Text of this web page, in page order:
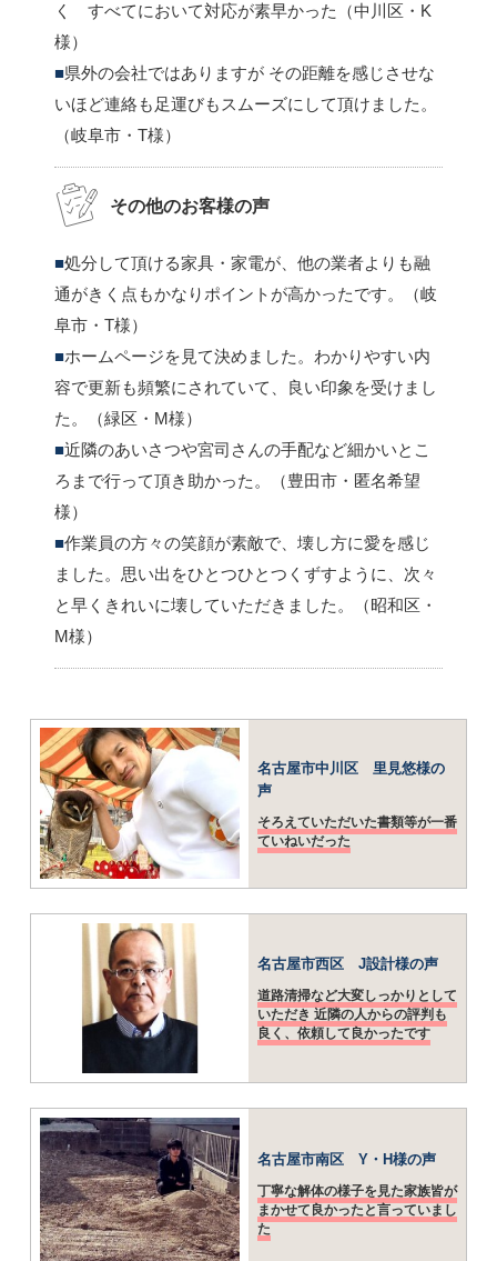
く すべてにおいて対応が素早かった（中川区・K
様）
県外の会社ではありますが その距離を感じさせな
いほど連絡も足運びもスムーズにして頂けました。
（岐阜市・T様）
その他のお客様の声
処分して頂ける家具・家電が、他の業者よりも融
通がきく点もかなりポイントが高かったです。（岐
阜市・T様）
ホームページを見て決めました。わかりやすい内
容で更新も頻繁にされていて、良い印象を受けまし
た。（緑区・M様）
近隣のあいさつや宮司さんの手配など細かいとこ
ろまで行って頂き助かった。（豊田市・匿名希望
様）
作業員の方々の笑顔が素敵で、壊し方に愛を感じ
ました。思い出をひとつひとつくずすように、次々
と早くきれいに壊していただきました。（昭和区・
M様）
名古屋市中川区 里見悠様の
声
そろえていただいた書類等が一番
ていねいだった
名古屋市西区 J設計様の声
道路清掃など大変しっかりとして
いただき 近隣の人からの評判も
良く、依頼して良かったです
名古屋市南区 Y・H様の声
丁寧な解体の様子を見た家族皆が
まかせて良かったと言っていまし
た